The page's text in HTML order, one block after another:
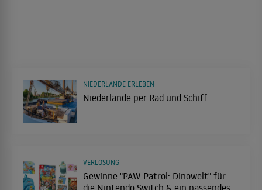
Niederlande per Rad und Schiff
NIEDERLANDE ERLEBEN
Gewinne "PAW Patrol: Dinowelt" für
die Nintendo Switch & ein passendes
VERLOSUNG